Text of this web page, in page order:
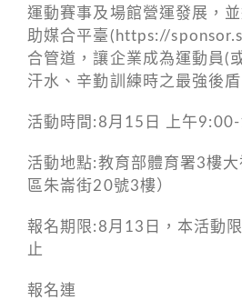
運動賽事及場館營運發展，
助媒合平臺(https://
合管道，讓企業成為運動員(
汗水、辛勤訓練時之最強後盾
活動時間:8月15日 上午
活動地點:教育部體育署3樓
區朱崙街20號3樓）
報名期限:8月13日，本活動
止
報名連